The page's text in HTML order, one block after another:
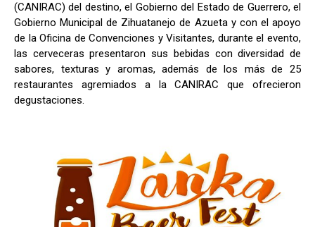
(CANIRAC) del destino, el Gobierno del Estado de Guerrero, el
Gobierno Municipal de Zihuatanejo de Azueta y con el apoyo
de la Oficina de Convenciones y Visitantes, durante el evento,
las cerveceras presentaron sus bebidas con diversidad de
sabores, texturas y aromas, además de los más de 25
restaurantes agremiados a la CANIRAC que ofrecieron
degustaciones.